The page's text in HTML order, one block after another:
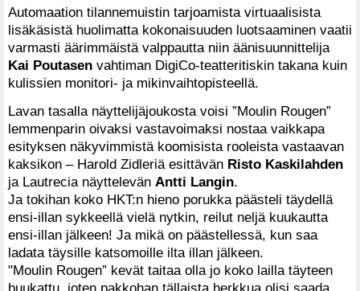
Automaation tilannemuistin tarjoamista virtuaalisista
lisäkäsistä huolimatta kokonaisuuden luotsaaminen vaatii
varmasti äärimmäistä valppautta niin äänisuunnittelija
Kai Poutasen vahtiman DigiCo-teatteritiskin takana kuin
kulissien monitori- ja mikinvaihtopisteellä.
Lavan tasalla näyttelijäjoukosta voisi ”Moulin Rougen”
lemmenparin oivaksi vastavoimaksi nostaa vaikkapa
esityksen näkyvimmistä koomisista rooleista vastaavan
kaksikon – Harold Zidleriä esittävän Risto Kaskilahden
ja Lautrecia näyttelevän Antti Langin.
Ja tokihan koko HKT:n hieno porukka päästeli täydellä
ensi-illan sykkeellä vielä nytkin, reilut neljä kuukautta
ensi-illan jälkeen! Ja mikä on päästellessä, kun saa
ladata täysille katsomoille ilta illan jälkeen.
"Moulin Rougen” kevät taitaa olla jo koko lailla täyteen